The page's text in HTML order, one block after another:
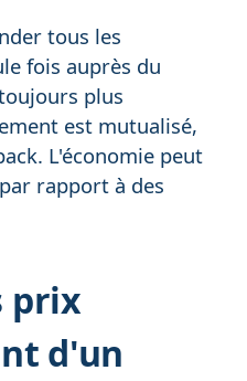
tous les
fois auprès du
plus
est mutualisé,
L'économie peut
rapport à des
prix
d'un